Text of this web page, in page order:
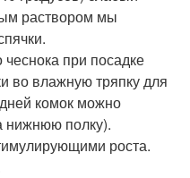
раствором мы
при посадке
во влажную тряпку для
комок можно
нижнюю полку).
роста.